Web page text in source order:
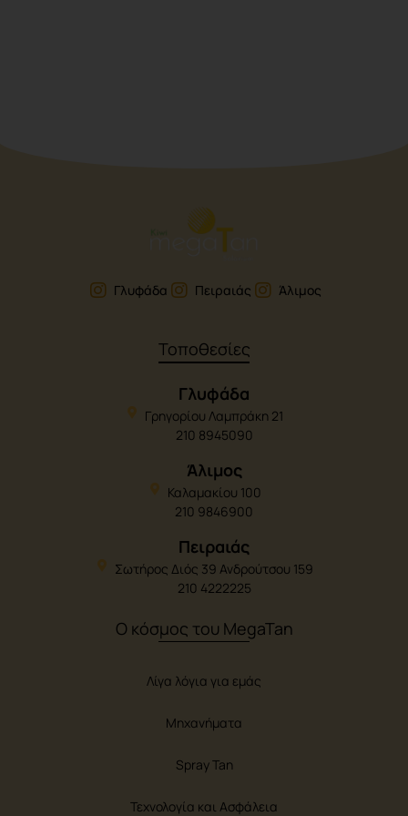
Γλυφάδα Πειραιάς Άλιμος
Τοποθεσίες
Γλυφάδα
Γρηγορίου Λαμπράκη 21
210 8945090
Άλιμος
Καλαμακίου 100
210 9846900
Πειραιάς
Σωτήρος Διός 39 Ανδρούτσου 159
210 4222225
Ο κόσμος του MegaTan
Λίγα λόγια για εμάς
Μηχανήματα
Spray Tan
Τεχνολογία και Ασφάλεια